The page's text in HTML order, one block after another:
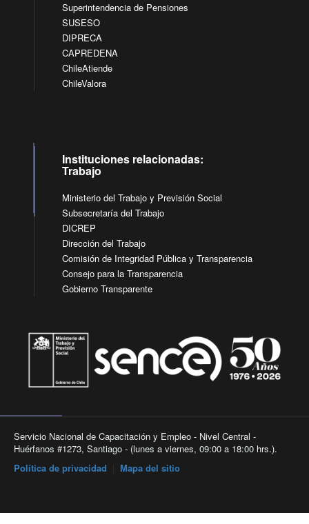
Superintendencia de Pensiones
SUSESO
DIPRECA
CAPREDENA
ChileAtiende
ChileValora
Instituciones relacionadas:
Trabajo
Ministerio del Trabajo y Previsión Social
Subsecretaría del Trabajo
DICREP
Dirección del Trabajo
Comisión de Integridad Pública y Transparencia
Consejo para la Transparencia
Gobierno Transparente
Servicio Nacional de Capacitación y Empleo - Nivel Central -
Huérfanos #1273, Santiago - (lunes a viernes, 09:00 a 18:00 hrs.).
Política de privacidad
Mapa del sitio